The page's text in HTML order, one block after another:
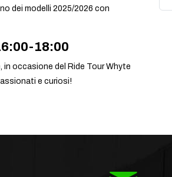
dei modelli 2025/2026 con
18:00
in occasione del Ride Tour Whyte
e curiosi!